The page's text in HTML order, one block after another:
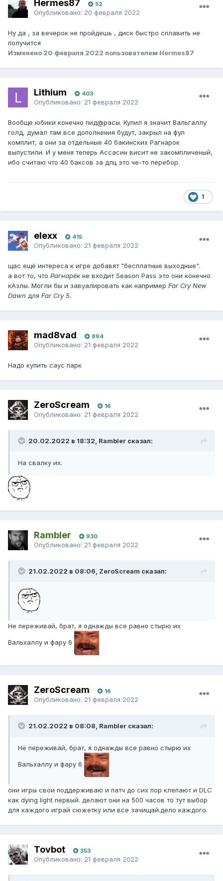
Hermes87 52
Опубликовано: 20 февраля 2022
Ну да , за вечерок не пройдешь , диск быстро сплавить не
получится
Изменено 20 февраля 2022 пользователем Hermes87
Lithium 403
Опубликовано: 21 февраля 2022
Вообще юбики конечно пид@расы. Купил я значит Вальгаллу
голд, думал там все дополнения будут, закрыл на фул
комплит, а они за отдельные 40 бакинских Рагнарок
выпустили. И у меня теперь Ассасин висит не закомпличеный,
ибо считаю что 40 баксов за длц это че-то перебор.
1
elexx 415
Опубликовано: 21 февраля 2022
щас ещё интереса к игре добавят "бесплатные выходные".
а вот то, что Рагнарёк не входит Season Pass это они конечно
кАзлы. Могли бы и завуалировать как например Far Cry New
Dawn для Far Cry 5.
mad8vad 894
Опубликовано: 21 февраля 2022
Надо купить саус парк
ZeroScream 16
Опубликовано: 21 февраля 2022
20.02.2022 в 18:32, Rambler сказал:
На свалку их.
Rambler 930
Опубликовано: 21 февраля 2022
21.02.2022 в 08:06, ZeroScream сказал:
Не переживай, брат, я однажды все равно стырю их
Вальхаллу и фару 6
ZeroScream 16
Опубликовано: 21 февраля 2022
21.02.2022 в 08:08, Rambler сказал:
Не переживай, брат, я однажды все равно стырю их
Вальхаллу и фару 6
они игры свои поддерживаю и патч до сих пор клепают и DLC
как dying light первый. делают они на 500 часов то тут выбор
для каждого играй сюжетку или все зачищай.дело каждого.
Tovbot 353
Опубликовано: 21 февраля 2022